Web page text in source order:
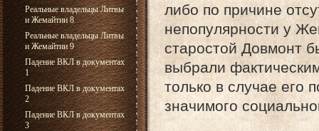
Реальные владельцы Литвы
и Жемайтии 8
Реальные владельцы Литвы
и Жемайтии 9
Падение ВКЛ в документах
1
Падение ВКЛ в документах
2
Падение ВКЛ в документах
3
либо по причине
непопулярности у
старостой Довмонт
выбрали
только в случае его
значимого